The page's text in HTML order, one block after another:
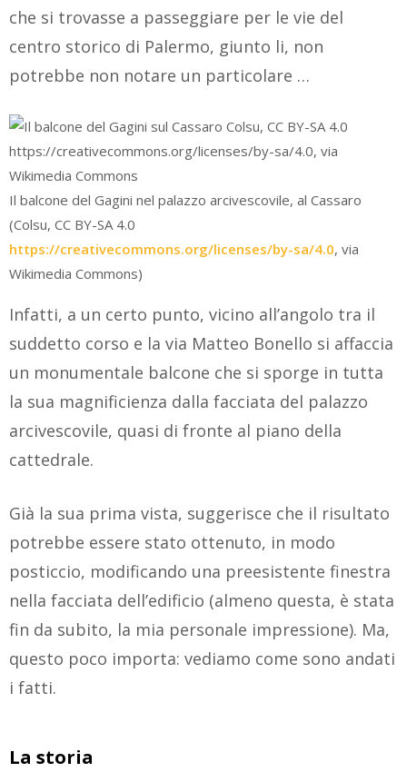
che si trovasse a passeggiare per le vie del
centro storico di Palermo, giunto li, non
potrebbe non notare un particolare …
Il balcone del Gagini nel palazzo arcivescovile, al Cassaro
(Colsu, CC BY-SA 4.0
https://creativecommons.org/licenses/by-sa/4.0, via
Wikimedia Commons)
Infatti, a un certo punto, vicino all’angolo tra il
suddetto corso e la via Matteo Bonello si affaccia
un monumentale balcone che si sporge in tutta
la sua magnificienza dalla facciata del palazzo
arcivescovile, quasi di fronte al piano della
cattedrale.
Già la sua prima vista, suggerisce che il risultato
potrebbe essere stato ottenuto, in modo
posticcio, modificando una preesistente finestra
nella facciata dell’edificio (almeno questa, è stata
fin da subito, la mia personale impressione). Ma,
questo poco importa: vediamo come sono andati
i fatti.
La storia